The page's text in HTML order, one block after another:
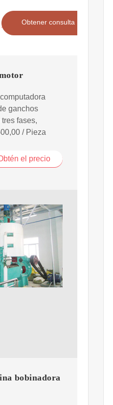
Obtener consulta
ganchos
fases,
/ Pieza
el precio
bobinadora